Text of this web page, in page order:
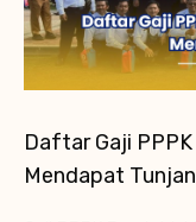
Daftar Gaji
Mendapat